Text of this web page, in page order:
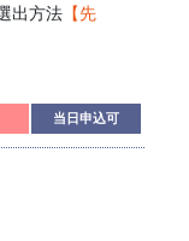
出方法 【先
当日申込可